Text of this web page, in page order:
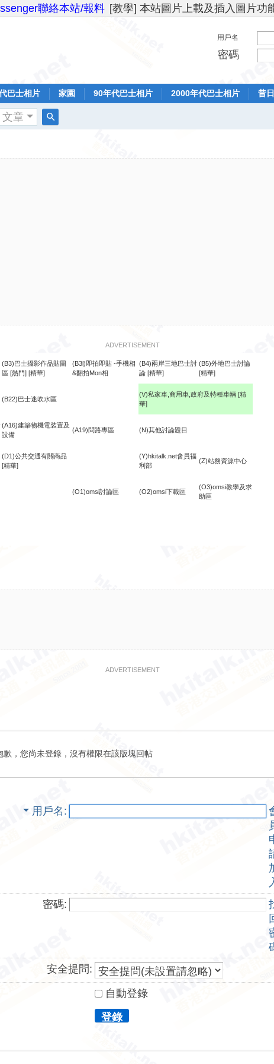
聯絡本站/報料 [教學] 本站圖片上載及插入圖片功
用戶名
密碼
巴士相片 家園 90年代巴士相片 2000年代巴士相片 昔
文章
ADVERTISEMENT
(B3)巴士攝影作品貼圖
區 [熱門] [精華]
(B3i)即拍即貼 -手機相
&翻拍Mon相
(B4)兩岸三地巴士討
論 [精華]
(B5)外地巴士討論
[精華]
(B22)巴士迷吹水區
(V)私家車,商用車,政府及特種車輛 [精
華]
(A16)建築物機電裝置及
設備
(A19)問路專區 (N)其他討論題目
(D1)公共交通有關商品
[精華]
(Y)hkitalk.net會員福
利部
(Z)站務資源中心
(O1)omsi討論區 (O2)omsi下載區
(O3)omsi教學及求
助區
ADVERTISEMENT
歉，您尚未登錄，沒有權限在該版塊回帖
用戶名
密碼:
安全提問:
自動登錄
登錄